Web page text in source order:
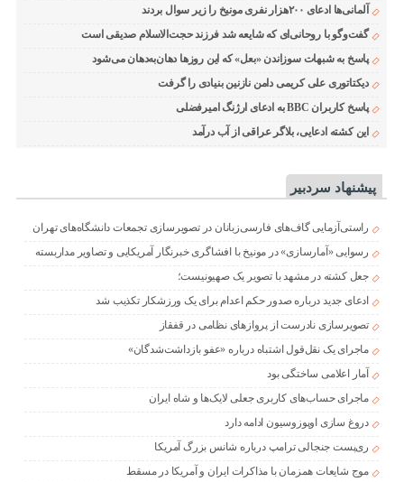
آلمانی‌ها ادعای ۲۰۰هزار نفری مونیخ را زیر سوال بردند
گفت‌وگو با روحانی‌ای که شایعه شد فرزند حجت‌الاسلام صدیقی است
پاسخ به شبهات سوزاندن «بعل» که این روزها دهان‌به‌دهان می‌شود
دیکتاتوری علی کریمی دامن نازنین بنیادی را گرفت
پاسخ کاربران BBC به ادعای ارژنگ امیرفضلی
این کشته ادعایی، بلاگر عراقی از آب درآمد
پیشنهاد سردبیر
راستی‌آزمایی گاف‌های فارسی‌زبانان در تصویرسازی تجمعات دانشگاه‌های تهران
رسوایی «آمارسازی» در مونیخ با افشاگری خبرنگار آمریکایی و تصاویر مداربسته
جعل کشته در مشهد با تصویر یک صهیونیست؛
ادعای جدید درباره صدور حکم اعدام برای یک ورزشکار تکذیب شد
تصویرسازی نادرست از پروازهای نظامی در قفقاز
ماجرای یک نقل‌قول اشتباه درباره «عفو بازداشت‌شدگان»
آمار اعلامی ساختگی بود
ماجرای حساب‌های کاربری جعلی لایک‌ها و شاه ایران
دروغ سازی اوپوزوسیون ادامه دارد
ری‌پست جنجالی ترامپ درباره شانس بزرگ آمریکا
موج شایعات همزمان با مذاکرات ایران و آمریکا در مسقط